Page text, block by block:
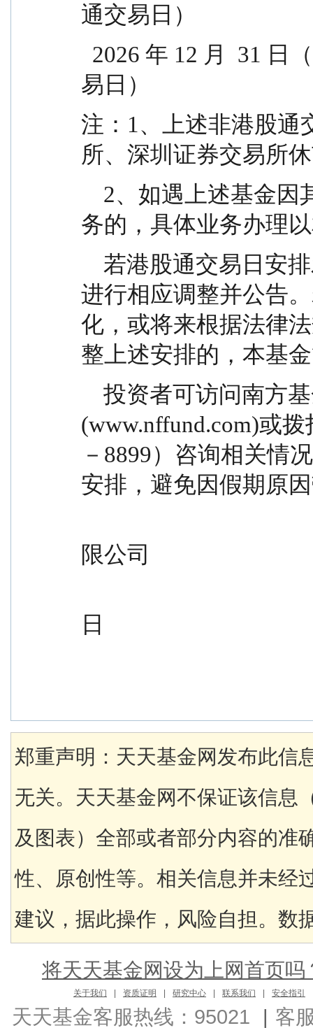
通交易日）
易日）
注：1、上述非港股通
所、深圳证券交易所
务的，具体业务办理
进行相应调整并公告
化，或将来根据法律
整上述安排的，本基
(www.nffund.com)或
－8899）咨询相关情
安排，避免因假期原
限公司
日
郑重声明：天天基金网发布此信
无关。天天基金网不保证该信息
及图表）全部或者部分内容的准
性、原创性等。相关信息并未经
建议，据此操作，风险自担。数
将天天基金网设为上网首页吗
关于我们 资质证明 研究中心 联系我们 安全指引
天天基金客服热线：95021 | 客